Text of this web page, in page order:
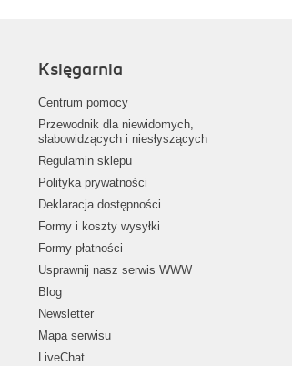
Księgarnia
Centrum pomocy
Przewodnik dla niewidomych,
słabowidzących i niesłyszących
Regulamin sklepu
Polityka prywatności
Deklaracja dostępności
Formy i koszty wysyłki
Formy płatności
Usprawnij nasz serwis WWW
Blog
Newsletter
Mapa serwisu
LiveChat